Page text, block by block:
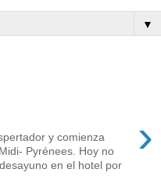
▼
›
y comienza
Pyrénees. Hoy no
en el hotel por